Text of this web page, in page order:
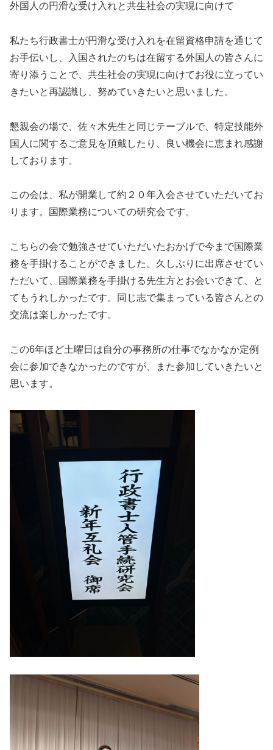
外国人の円滑な受け入れと共生社会の実現に向けて
私たち行政書士が円滑な受け入れを在留資格申請を通じて
お手伝いし、入国されたのちは在留する外国人の皆さんに
寄り添うことで、共生社会の実現に向けてお役に立ってい
きたいと再認識し、努めていきたいと思いました。
懇親会の場で、佐々木先生と同じテーブルで、特定技能外
国人に関するご意見を頂戴したり、良い機会に恵まれ感謝
しております。
この会は、私が開業して約２０年入会させていただいてお
ります。国際業務についての研究会です。
こちらの会で勉強させていただいたおかげで今まで国際業
務を手掛けることができました。久しぶりに出席させてい
ただいて、国際業務を手掛ける先生方とお会いできて、と
てもうれしかったです。同じ志で集まっている皆さんとの
交流は楽しかったです。
この6年ほど土曜日は自分の事務所の仕事でなかなか定例
会に参加できなかったのですが、また参加していきたいと
思います。